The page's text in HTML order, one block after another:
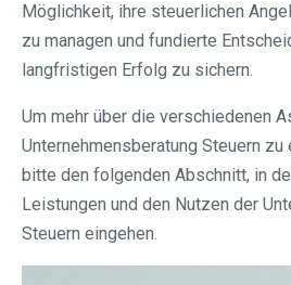
Möglichkeit, ihre steuerlichen
zu managen und fundierte
langfristigen Erfolg zu sichern.
Um mehr über die verschiedenen
Unternehmensberatung Steuern zu
bitte den folgenden Abschnitt, in
Leistungen und den Nutzen der
Steuern eingehen.